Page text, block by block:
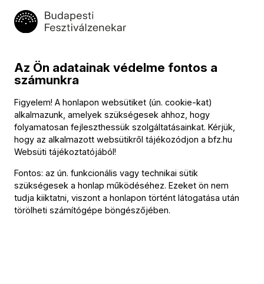
Az eseményről
egy-egy zeneszerző munkásságának legjavát mutatták be
egymást követő hangversenyek sorával, délelőttől
egészen késő estig a Bartók Béla Nemzeti
Hangversenyteremben és a Fesztivál Színházban. Bachtól
Brahmson és Bartókon át Bernsteinig számos kiemelkedő
komponista volt már e napok főszereplője – Beethoven
mesterek előtt tiszteleg, és a gyakran zord jelzővel illetett,
pedig csodálatos tájakban és természeti kincsekben
gazdag Észak-Európába invitálja a közönséget. A késő
Az Ön adatainak védelme fontos a
számunkra
Figyelem! A honlapon websütiket (ún. cookie-kat)
alkalmazunk, amelyek szükségesek ahhoz, hogy
folyamatosan fejleszthessük szolgáltatásainkat. Kérjük,
hogy az alkalmazott websütikről tájékozódjon a bfz.hu
Websüti tájékoztatójából!
Fontos: az ún. funkcionális vagy technikai sütik
szükségesek a honlap működéséhez. Ezeket ön nem
tudja kiiktatni, viszont a honlapon történt látogatása után
törölheti számítógépe böngészőjében.